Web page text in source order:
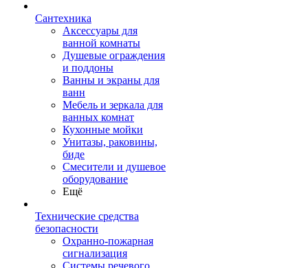
Сантехника
Аксессуары для
ванной комнаты
Душевые ограждения
и поддоны
Ванны и экраны для
ванн
Мебель и зеркала для
ванных комнат
Кухонные мойки
Унитазы, раковины,
биде
Смесители и душевое
оборудование
Ещё
Технические средства
безопасности
Охранно-пожарная
сигнализация
Системы речевого